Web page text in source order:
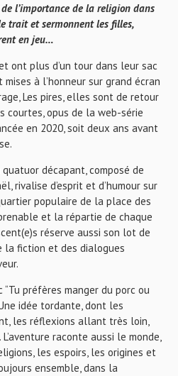
l’importance de la religion dans
trait et sermonnent les filles,
en jeu…
ont plus d’un tour dans leur sac
à l’honneur sur grand écran
Les pires, elles sont de retour
courtes, opus de la web-série
en 2020, soit deux ans avant
décapant, composé de
rivalise d’esprit et d’humour sur
populaire de la place des
et la répartie de chaque
réserve aussi son lot de
la fiction et des dialogues
préfères manger du porc ou
idée tordante, dont les
les réflexions allant très loin,
raconte aussi le monde,
les espoirs, les origines et
ensemble, dans la